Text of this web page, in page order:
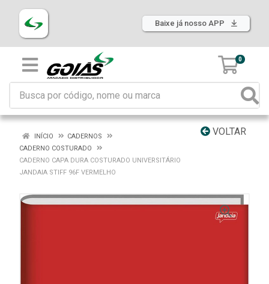
Baixe já nosso APP
0
VOLTAR
INÍCIO
CADERNOS
CADERNO COSTURADO
CADERNO CAPA DURA COSTURADO UNIVERSITÁRIO
JANDAIA STIFF 96F VERMELHO